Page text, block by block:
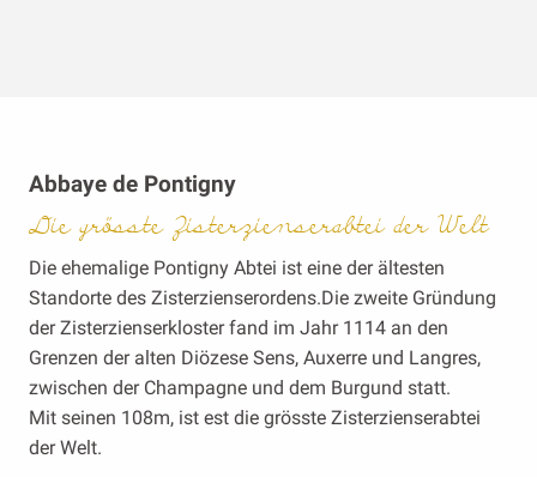
Abbaye de Pontigny
Die grösste Zisterzienserabtei der Welt
Die ehemalige Pontigny Abtei ist eine der ältesten
Standorte des Zisterzienserordens.Die zweite Gründung
der Zisterzienserkloster fand im Jahr 1114 an den
Grenzen der alten Diözese Sens, Auxerre und Langres,
zwischen der Champagne und dem Burgund statt.
Mit seinen 108m, ist est die grösste Zisterzienserabtei
der Welt.